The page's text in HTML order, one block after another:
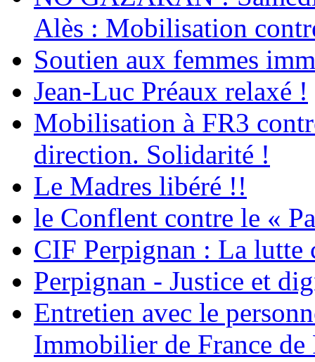
Alès : Mobilisation
Soutien aux femmes
Jean-Luc Préaux relaxé !
Mobilisation à FR3
direction. Solidarité !
Le Madres libéré !!
le Conflent contre le «
CIF Perpignan : La lutte
Perpignan - Justice et
Entretien avec le
Immobilier de France de